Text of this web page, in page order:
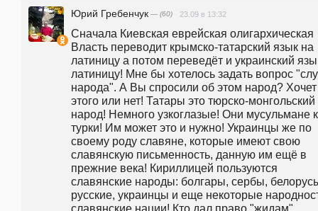
Юрий Гребенчук — (60) 23.09 в 13:32
Сначала Киевская еврейская олигархическая
Власть переводит крымско-татарский язык на
латиницу а потом переведёт и украинский
латиницу! Мне бы хотелось задать вопрос
народа". А Вы спросили об этом народ?
этого или нет! Татары это тюрско-монгольский
народ! Немного узкоглазые! Они мусульмане
турки! Им может это и нужно! Украинцы же по
своему роду славяне, которые имеют свою
славянскую письменность, данную им ещё в
прежние века! Кириллицей пользуются
славянские народы: болгары, сербы,
русские, украинцы и еще некоторые
славянские нации! Кто дал право "жидам"